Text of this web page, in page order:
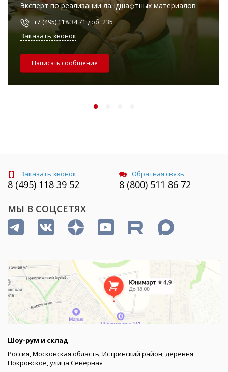
Эксперт по реализации ландшафтных материалов
+7 (495) 118 34 71 доб. 235
Заказать звонок
Написать сообщение
Заказать звонок
8 (495) 118 39 52
Обратная связь
8 (800) 511 86 72
МЫ В СОЦСЕТЯХ
Шоу-рум и склад
Россия, Московская область, Истринский район, деревня
Покровское, улица Северная